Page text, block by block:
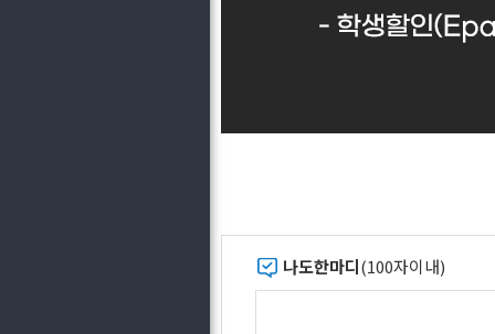
나도한마디(100자이내)